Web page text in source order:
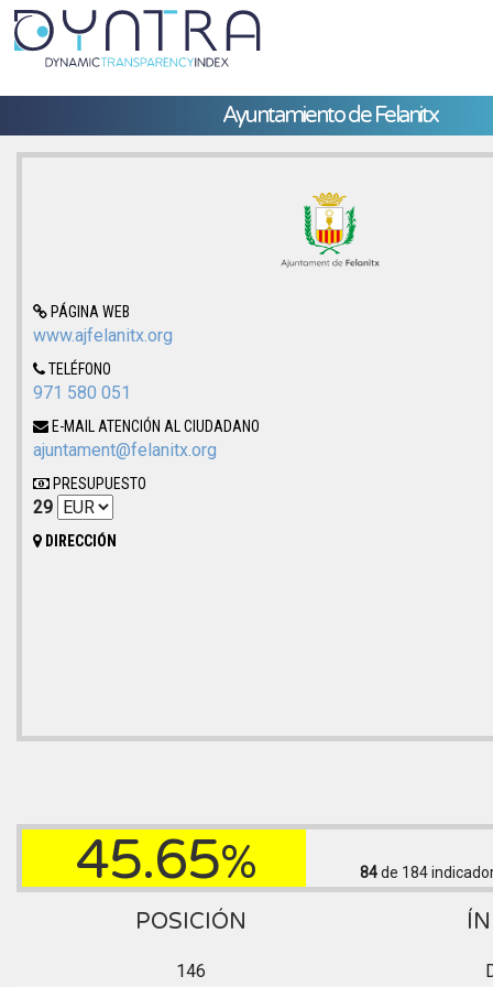
Ayuntamiento de Felanitx
PÁGINA WEB
www.ajfelanitx.org
TELÉFONO
971 580 051
E-MAIL ATENCIÓN AL CIUDADANO
ajuntament@felanitx.org
PRESUPUESTO
29
DIRECCIÓN
45.65% 84de 184
POSICIÓN
146